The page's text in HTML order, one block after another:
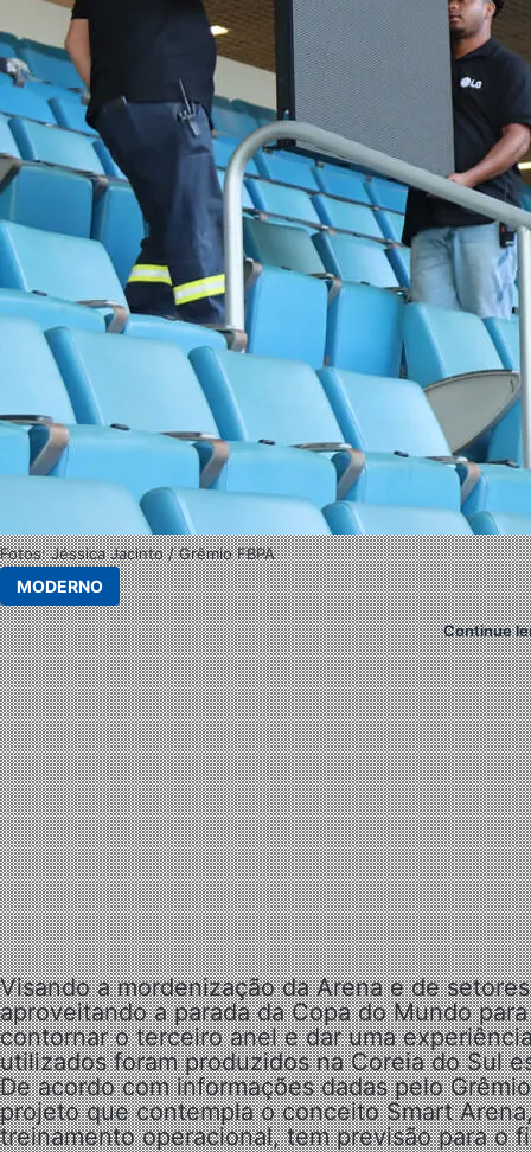
Fotos: Jéssica Jacinto / Grêmio FBPA
MODERNO
Continue
Visando a mordenização da Arena e de
aproveitando a parada da Copa do Mundo
contornar o terceiro anel e dar uma
utilizados foram produzidos na Coreia do Sul
De acordo com informações dadas pelo
projeto que contempla o conceito Smart
treinamento operacional, tem previsão para o